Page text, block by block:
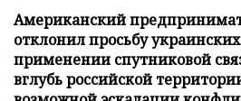
Американский
отклонил просьбу
применении спутниковой
вглубь российской